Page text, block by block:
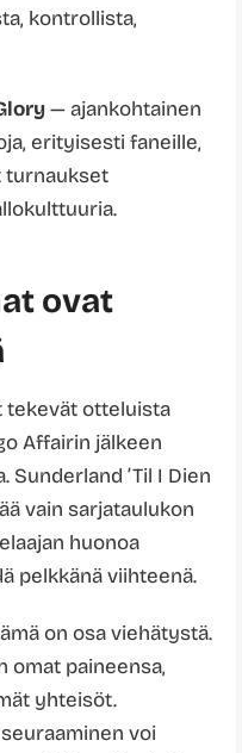
kontrollista,
— ajankohtainen
erityisesti faneille,
turnaukset
ovat
tekevät otteluista
Affairin jälkeen
’Til I Dien
vain sarjataulukon
huonoa
pelkkänä viihteenä.
on osa viehätystä.
omat paineensa,
yhteisöt.
voi